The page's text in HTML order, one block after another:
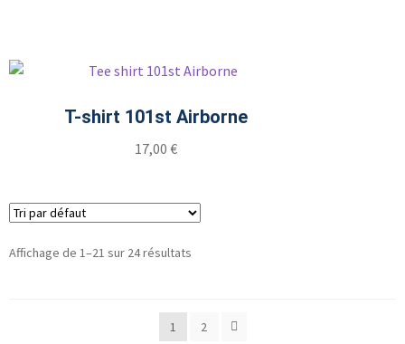
T-shirt 101st Airborne
17,00 €
Affichage de 1–21 sur 24 résultats
1 2